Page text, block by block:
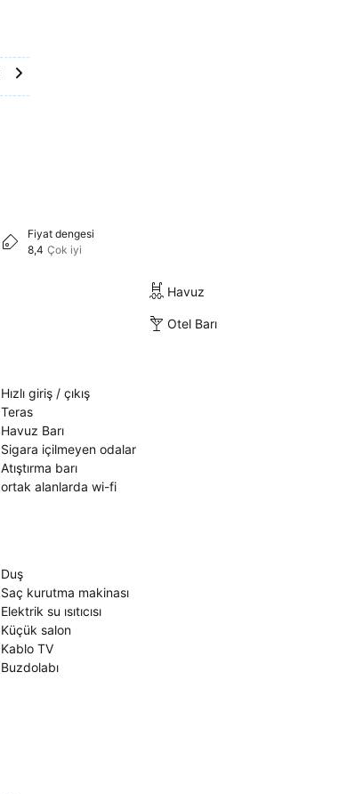
Fiyat dengesi
8,4 Çok iyi
Havuz
Otel Barı
Hızlı giriş / çıkış
Teras
Havuz Barı
Sigara içilmeyen odalar
Atıştırma barı
ortak alanlarda wi-fi
Duş
Saç kurutma makinası
Elektrik su ısıtıcısı
Küçük salon
Kablo TV
Buzdolabı